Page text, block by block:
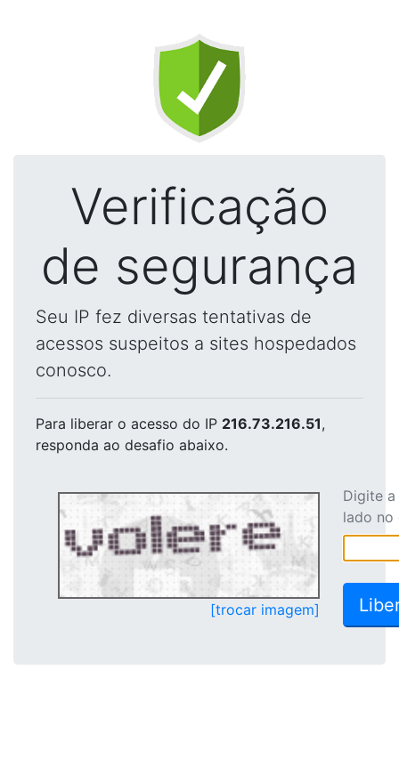
Verificação
de segurança
Seu IP fez diversas tentativas de
acessos suspeitos a sites hospedados
conosco.
Para liberar o acesso do IP 216.73.216.51,
responda ao desafio abaixo.
[trocar imagem]
Digite
lado no